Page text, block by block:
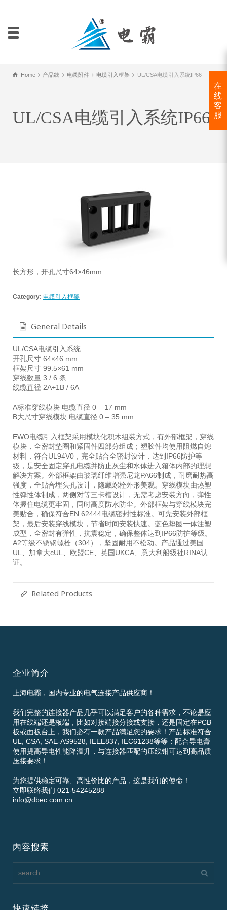
Home 产品线 电缆附件 电缆引入框架 UL/CSA电缆引入系统IP66
UL/CSA电缆引入系统IP66
长方形，开孔尺寸64×46mm
Category: 电缆引入框架
General Details
UL/CSA电缆引入系统
开孔尺寸 64×46 mm
框架尺寸 99.5×61 mm
穿线数量 3 / 6 条
线缆直径 2A+1B / 6A
A标准穿线模块 电缆直径 0 – 17 mm
B大尺寸穿线模块 电缆直径 0 – 35 mm
EWO电缆引入框架采用模块化积木组装方式，有外部框架，穿线
模块，全密封垫圈和紧固件四部分组成；塑胶件均使用阻燃自熄
材料，符合UL94V0，完全贴合全密封设计，达到IP66防护等
级，是安全固定穿孔电缆并防止灰尘和水体进入箱体内部的理想
解决方案。外部框架由玻璃纤维增强尼龙PA66制成，耐磨耐热高
强度，全贴合埋头孔设计，隐藏螺栓外形美观。穿线模块由热塑
性弹性体制成，两侧对等三卡槽设计，无需考虑安装方向，弹性
体握住电缆更牢固，同时高度防水防尘。外部框架与穿线模块完
美贴合，确保符合EN 62444电缆密封性标准。可先安装外部框
架，最后安装穿线模块，节省时间安装快速。蓝色垫圈一体注塑
成型，全密封有弹性，抗震稳定，确保整体达到IP66防护等级。
A2等级不锈钢螺栓（304），坚固耐用不松动。产品通过美国
UL、加拿大cUL、欧盟CE、英国UKCA、意大利船级社RINA认
证。
Related Products
在
线
客
服
企业简介
上海电霸，国内专业的电气连接产品供应商！
我们完整的连接器产品几乎可以满足客户的各种需求，不论是应
用在线端还是板端，比如对接端接分接或支接，还是固定在PCB
板或面板台上，我们必有一款产品满足您的要求！产品标准符合
UL, CSA, SAE-AS9528, IEEE837, IEC61238等等；配合导电膏
使用提高导电性能降温升，与连接器匹配的压线钳可达到高品质
压接要求！
为您提供稳定可靠、高性价比的产品，这是我们的使命！
立即联络我们 021-54245288
info@dbec.com.cn
内容搜索